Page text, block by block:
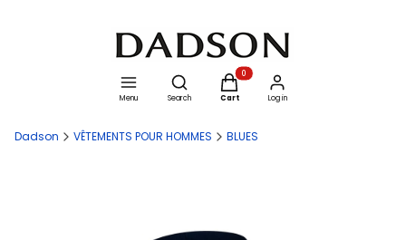
Menu
Open search engine
Search
Products in the cart: 0. See details
Cart Log in
Dadson VÊTEMENTS POUR HOMMES BLUES